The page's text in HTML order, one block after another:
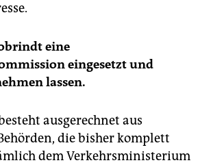
eine
eingesetzt und
lassen.
ausgerechnet aus
die bisher komplett
dem Verkehrsministerium